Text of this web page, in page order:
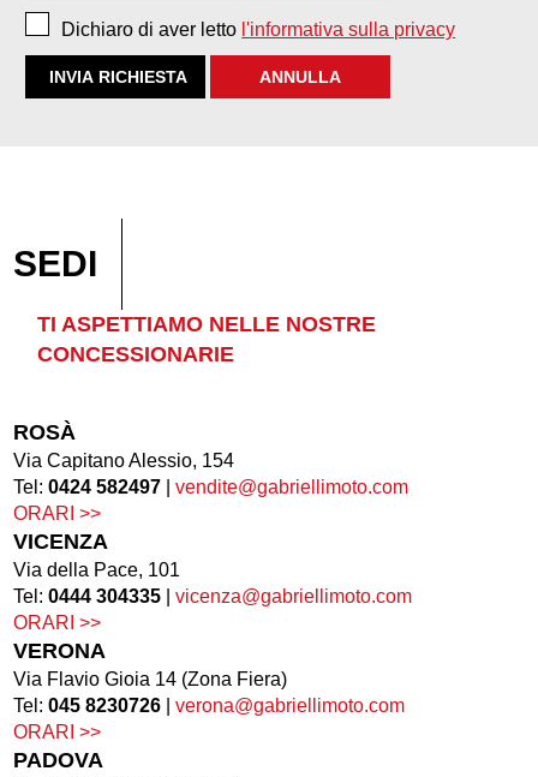
Dichiaro di aver letto l'informativa sulla privacy
SEDI
TI ASPETTIAMO NELLE NOSTRE
CONCESSIONARIE
ROSÀ
Via Capitano Alessio, 154
Tel:0424 582497 |vendite@gabriellimoto.com
ORARI >>
VICENZA
Via della Pace, 101
Tel:0444 304335 |vicenza@gabriellimoto.com
ORARI >>
VERONA
Via Flavio Gioia 14 (Zona Fiera)
Tel:045 8230726 |verona@gabriellimoto.com
ORARI >>
PADOVA